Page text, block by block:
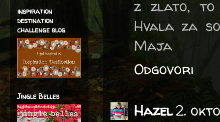
z zlato, to
Hvala za
Maja
Odgovori
Hazel2.
inspiration
destination
challenge blog
Jingle Belles